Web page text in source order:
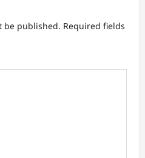
be published. Required fields